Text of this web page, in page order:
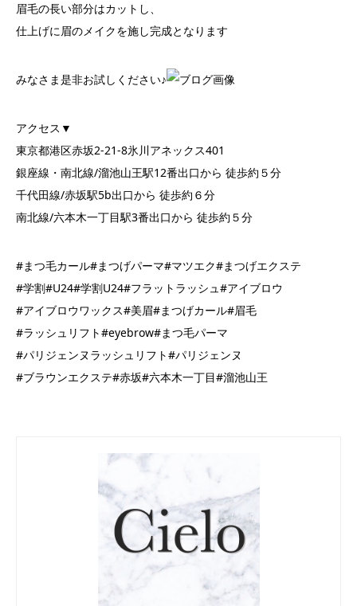
眉毛の長い部分はカットし、
仕上げに眉のメイクを施し完成となります
みなさま是非お試しください♪
アクセス▼
東京都港区赤坂2-21-8氷川アネックス401
銀座線・南北線/溜池山王駅12番出口から 徒歩約５分
千代田線/赤坂駅5b出口から 徒歩約６分
南北線/六本木一丁目駅3番出口から 徒歩約５分
#まつ毛カール#まつげパーマ#マツエク#まつげエクステ
#学割#U24#学割U24#フラットラッシュ#アイブロウ
#アイブロウワックス#美眉#まつげカール#眉毛
#ラッシュリフト#eyebrow#まつ毛パーマ
#パリジェンヌラッシュリフト#パリジェンヌ
#ブラウンエクステ#赤坂#六本木一丁目#溜池山王